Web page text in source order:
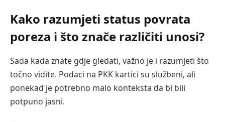
Kako razumjeti status povrata
poreza i što znače različiti unosi?
Sada kada znate gdje gledati, važno je i razumjeti što
točno vidite. Podaci na PKK kartici su službeni, ali
ponekad je potrebno malo konteksta da bi bili
potpuno jasni.